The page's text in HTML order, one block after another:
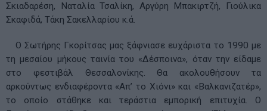
Σκιαδαρέση, Ναταλία Τσαλίκη, Αργύρη Μπακιρτζή, Γιούλικα
Σκαφιδά, Τάκη Σακελλαρίου κ.ά.
Ο Σωτήρης Γκορίτσας μας ξάφνιασε ευχάριστα το 1990 με
τη μεσαίου μήκους ταινία του «Δέσποινα», όταν την είδαμε
στο φεστιβάλ Θεσσαλονίκης. Θα ακολουθήσουν τα
αρκούντως ενδιαφέροντα «Απ’ το Χιόνι» και «Βαλκανιζατέρ»,
το οποίο στάθηκε και τεράστια εμπορική επιτυχία. Ο